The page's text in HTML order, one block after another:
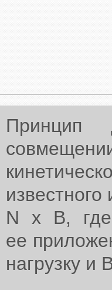
N x B,
ее
нагрузку и